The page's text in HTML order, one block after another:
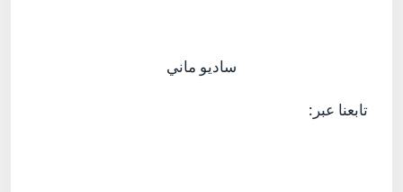
ساديو ماني
تابعنا عبر: